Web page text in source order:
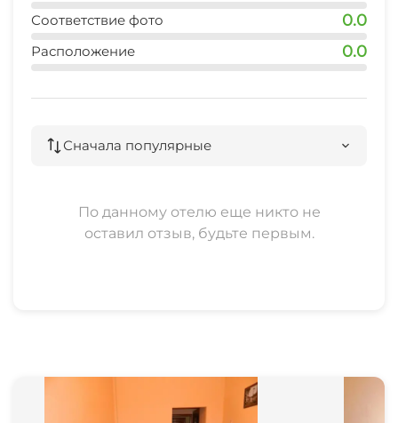
Беседка
Семейные номера
Соответствие фото 0.0
Расположение 0.0
Сначала популярные
По данному отелю еще никто не
оставил отзыв, будьте первым.